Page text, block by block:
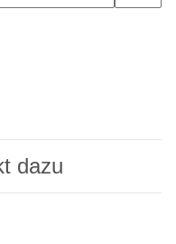
dazu